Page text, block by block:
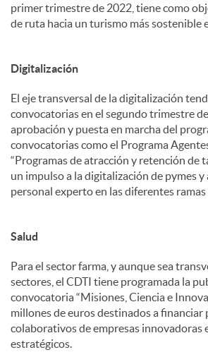
primer trimestre de 2022, tiene como
de ruta hacia un turismo más sostenible
Digitalización
El eje transversal de la digitalización
convocatorias en el segundo trimestre
aprobación y puesta en marcha del
convocatorias como el Programa
“Programas de atracción y retención de
un impulso a la digitalización de pymes y
personal experto en las diferentes
Salud
Para el sector farma, y aunque sea
sectores, el CDTI tiene programada la
convocatoria “Misiones, Ciencia e
millones de euros destinados a financiar
colaborativos de empresas innovadoras
estratégicos.